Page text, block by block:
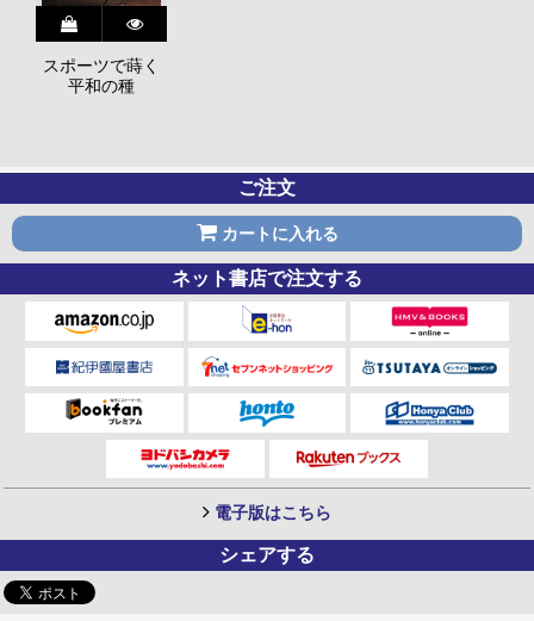
スポーツで蒔く
平和の種
ご注文
カートに入れる
ネット書店で注文する
電子版はこちら
シェアする